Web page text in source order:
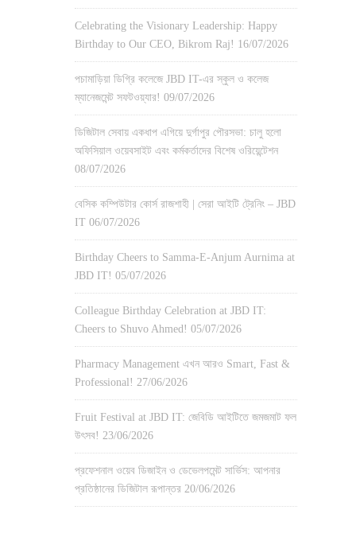
Celebrating the Visionary Leadership: Happy
Birthday to Our CEO, Bikrom Raj! 16/07/2026
পচামাড়িয়া ডিগ্রি কলেজে JBD IT-এর স্কুল ও কলেজ
ম্যানেজমেন্ট সফটওয়্যার! 09/07/2026
ডিজিটাল সেবায় একধাপ এগিয়ে দুর্গাপুর পৌরসভা: চালু হলো
অফিসিয়াল ওয়েবসাইট এবং কর্মকর্তাদের বিশেষ ওরিয়েন্টেশন
08/07/2026
বেসিক কম্পিউটার কোর্স রাজশাহী | সেরা আইটি ট্রেনিং – JBD
IT 06/07/2026
Birthday Cheers to Samma-E-Anjum Aurnima at
JBD IT! 05/07/2026
Colleague Birthday Celebration at JBD IT:
Cheers to Shuvo Ahmed! 05/07/2026
Pharmacy Management এখন আরও Smart, Fast &
Professional! 27/06/2026
Fruit Festival at JBD IT: জেবিডি আইটিতে জমজমাট ফল
উৎসব! 23/06/2026
প্রফেশনাল ওয়েব ডিজাইন ও ডেভেলপমেন্ট সার্ভিস: আপনার
প্রতিষ্ঠানের ডিজিটাল রূপান্তর 20/06/2026